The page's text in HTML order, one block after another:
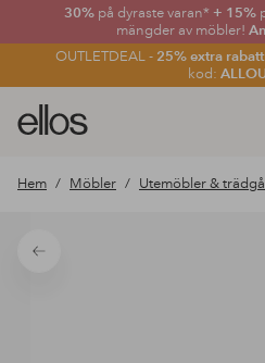
30% på dyraste varan* + 15%
mängder av möbler!
OUTLETDEAL - 25% extra
kod:
Ellos
logotyp
gå
förstasidan
Hem Möbler Utemöbler &
Tillbaka